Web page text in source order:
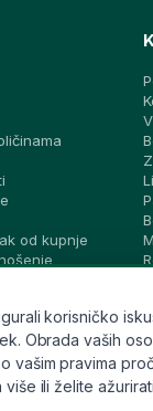
od kupnje
korisničko
Obrada vaših
pravima
ili želite